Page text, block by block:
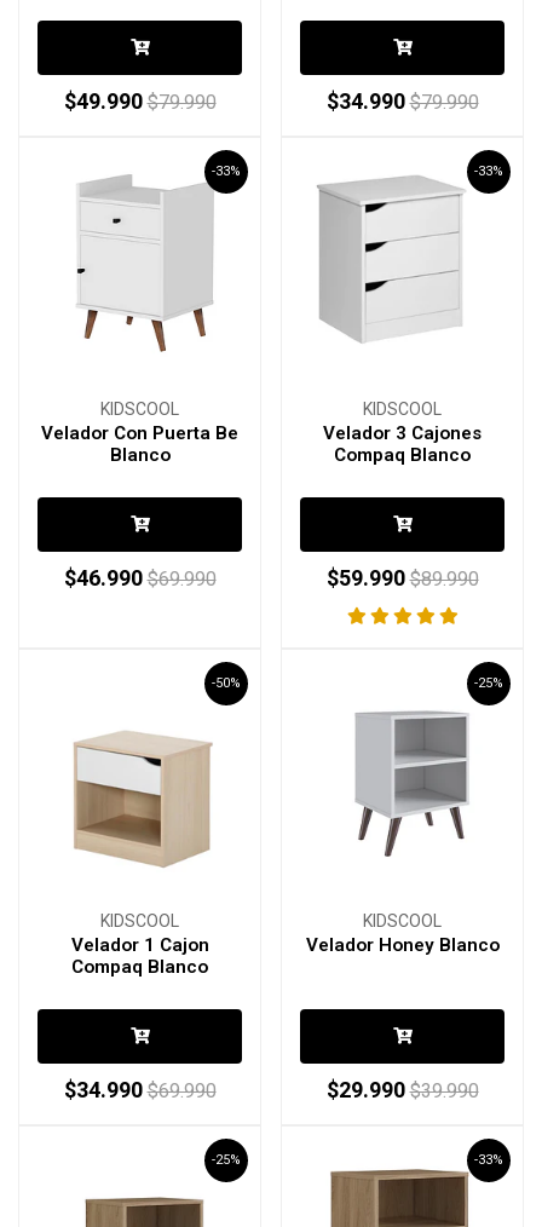
$49.990 $79.990 $34.990 $79.990
-33%
KIDSCOOL
Velador Con Puerta Be
Blanco
$46.990 $69.990
-33%
KIDSCOOL
Velador 3 Cajones
Compaq Blanco
$59.990 $89.990
-50%
KIDSCOOL
Velador 1 Cajon
Compaq Blanco
$34.990 $69.990
-25%
KIDSCOOL
Velador Honey Blanco
$29.990 $39.990
-25% -33%